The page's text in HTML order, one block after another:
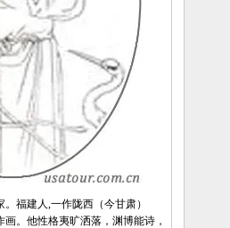
福建人,一作陇西（今甘肃）
。他性格夷旷洒落，渊博能诗，